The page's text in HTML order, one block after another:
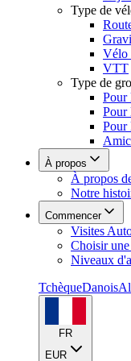
Type de
Vélo
VTT
Type de
Pour
Pour
Pour
À propos
À propos
Notre
Commencer
Visites
Choisir
Niveaux
TchèqueDanois
FR
EUR